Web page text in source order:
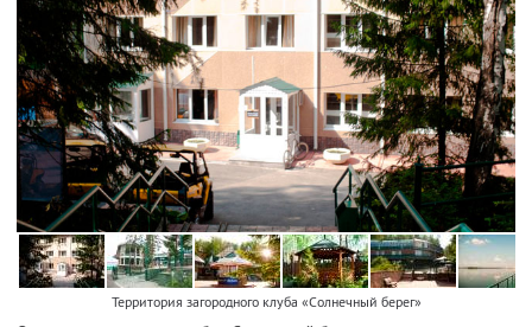
Территория загородного клуба «Солнечный берег»